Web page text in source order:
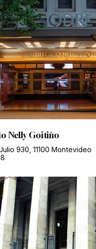
Nelly Goitiño
930, 11100 Montevideo